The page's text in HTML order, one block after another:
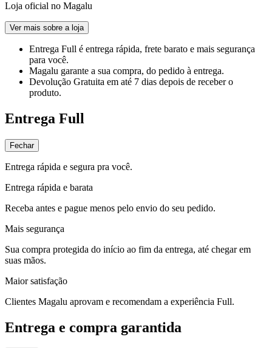
Loja oficial no Magalu
Ver mais sobre a loja
Entrega Full é entrega rápida, frete barato e mais segurança
para você.
Magalu garante a sua compra, do pedido à entrega.
Devolução Gratuita em até 7 dias depois de receber o
produto.
Entrega Full
Fechar
Entrega rápida e segura pra você.
Entrega rápida e barata
Receba antes e pague menos pelo envio do seu pedido.
Mais segurança
Sua compra protegida do início ao fim da entrega, até chegar em
suas mãos.
Maior satisfação
Clientes Magalu aprovam e recomendam a experiência Full.
Entrega e compra garantida